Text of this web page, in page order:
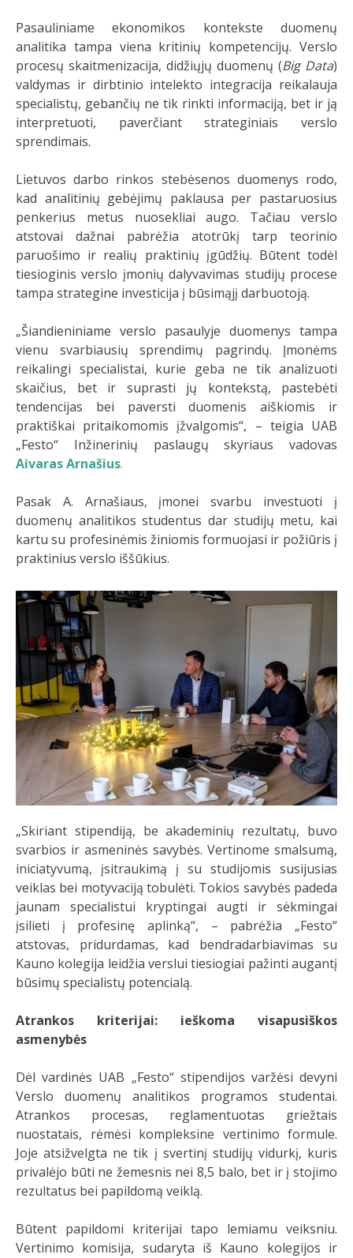
Pasauliniame ekonomikos kontekste duomenų
analitika tampa viena kritinių kompetencijų. Verslo
procesų skaitmenizacija, didžiųjų duomenų (Big Data)
valdymas ir dirbtinio intelekto integracija reikalauja
specialistų, gebančių ne tik rinkti informaciją, bet ir ją
interpretuoti, paverčiant strateginiais verslo
sprendimais.
Lietuvos darbo rinkos stebėsenos duomenys rodo,
kad analitinių gebėjimų paklausa per pastaruosius
penkerius metus nuosekliai augo. Tačiau verslo
atstovai dažnai pabrėžia atotrūkį tarp teorinio
paruošimo ir realių praktinių įgūdžių. Būtent todėl
tiesioginis verslo įmonių dalyvavimas studijų procese
tampa strategine investicija į būsimąjį darbuotoją.
„Šiandieniniame verslo pasaulyje duomenys tampa
vienu svarbiausių sprendimų pagrindų. Įmonėms
reikalingi specialistai, kurie geba ne tik analizuoti
skaičius, bet ir suprasti jų kontekstą, pastebėti
tendencijas bei paversti duomenis aiškiomis ir
praktiškai pritaikomomis įžvalgomis“, – teigia UAB
„Festo“ Inžinerinių paslaugų skyriaus vadovas
Aivaras Arnašius.
Pasak A. Arnašiaus, įmonei svarbu investuoti į
duomenų analitikos studentus dar studijų metu, kai
kartu su profesinėmis žiniomis formuojasi ir požiūris į
praktinius verslo iššūkius.
„Skiriant stipendiją, be akademinių rezultatų, buvo
svarbios ir asmeninės savybės. Vertinome smalsumą,
iniciatyvumą, įsitraukimą į su studijomis susijusias
veiklas bei motyvaciją tobulėti. Tokios savybės padeda
jaunam specialistui kryptingai augti ir sėkmingai
įsilieti į profesinę aplinką“, – pabrėžia „Festo“
atstovas, pridurdamas, kad bendradarbiavimas su
Kauno kolegija leidžia verslui tiesiogiai pažinti augantį
būsimų specialistų potencialą.
Atrankos kriterijai: ieškoma visapusiškos
asmenybės
Dėl vardinės UAB „Festo“ stipendijos varžėsi devyni
Verslo duomenų analitikos programos studentai.
Atrankos procesas, reglamentuotas griežtais
nuostatais, rėmėsi kompleksine vertinimo formule.
Joje atsižvelgta ne tik į svertinį studijų vidurkį, kuris
privalėjo būti ne žemesnis nei 8,5 balo, bet ir į stojimo
rezultatus bei papildomą veiklą.
Būtent papildomi kriterijai tapo lemiamu veiksniu.
Vertinimo komisija, sudaryta iš Kauno kolegijos ir